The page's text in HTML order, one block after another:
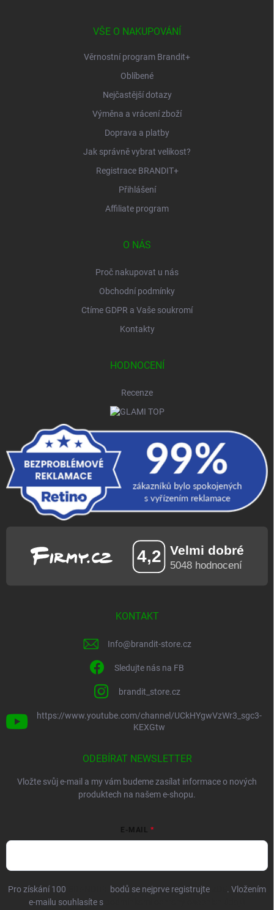
VŠE O NAKUPOVÁNÍ
Věrnostní program Brandit+
Oblíbené
Nejčastější dotazy
Výměna a vrácení zboží
Doprava a platby
Jak správně vybrat velikost?
Registrace BRANDIT+
Přihlášení
Affiliate program
O NÁS
Proč nakupovat u nás
Obchodní podmínky
Ctíme GDPR a Vaše soukromí
Kontakty
HODNOCENÍ
Recenze
KONTAKT
Info@brandit-store.cz
Sledujte nás na FB
brandit_store.cz
https://www.youtube.com/channel/UCkHYgwVzWr3_sgc3-
KEXGtw
ODEBÍRAT NEWSLETTER
Vložte svůj e-mail a my vám budeme zasílat informace o nových
produktech na našem e-shopu.
E-MAIL
Pro získání 100 bodů se nejprve registrujte
. Vložením
e-mailu souhlasíte s